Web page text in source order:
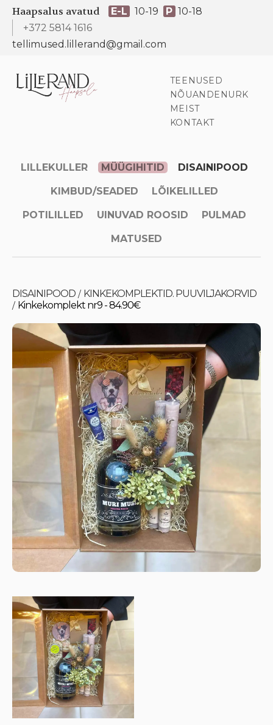
Haapsalus avatud E-L 10-19 P 10-18
+372 5814 1616
tellimused.lillerand@gmail.com
TEENUSED
NÕUANDENURK
MEIST
KONTAKT
LILLEKULLER MÜÜGIHITID DISAINIPOOD
KIMBUD/SEADED LÕIKELILLED
POTILILLED UINUVAD ROOSID PULMAD
MATUSED
DISAINIPOOD / KINKEKOMPLEKTID. PUUVILJAKORVID
/ Kinkekomplekt nr9 - 84.90€